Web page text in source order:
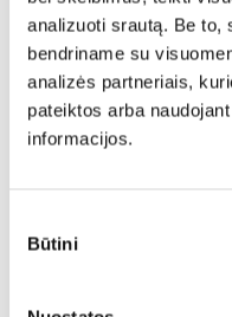
analizuoti srautą. Be to,
bendriname su
analizės partneriais,
pateiktos arba
informacijos.
pasirinkimas
Būtini
Išmatavimai: 91cm P:154cm